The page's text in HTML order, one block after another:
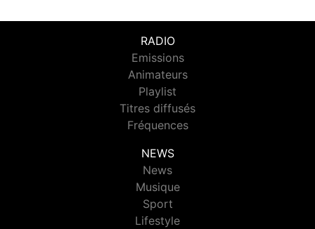
RADIO
Emissions
Animateurs
Playlist
Titres diffusés
Fréquences
NEWS
News
Musique
Sport
Lifestyle